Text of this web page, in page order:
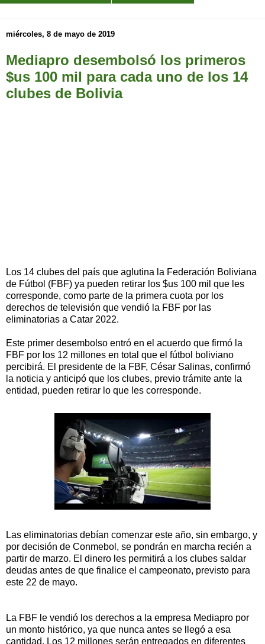
miércoles, 8 de mayo de 2019
Mediapro desembolsó los primeros
$us 100 mil para cada uno de los 14
clubes de Bolivia
Los 14 clubes del país que aglutina la Federación Boliviana
de Fútbol (FBF) ya pueden retirar los $us 100 mil que les
corresponde, como parte de la primera cuota por los
derechos de televisión que vendió la FBF por las
eliminatorias a Catar 2022.
Este primer desembolso entró en el acuerdo que firmó la
FBF por los 12 millones en total que el fútbol boliviano
percibirá. El presidente de la FBF, César Salinas, confirmó
la noticia y anticipó que los clubes, previo trámite ante la
entidad, pueden retirar lo que les corresponde.
Las eliminatorias debían comenzar este año, sin embargo, y
por decisión de Conmebol, se pondrán en marcha recién a
partir de marzo. El dinero les permitirá a los clubes saldar
deudas antes de que finalice el campeonato, previsto para
este 22 de mayo.
La FBF le vendió los derechos a la empresa Mediapro por
un monto histórico, ya que nunca antes se llegó a esa
cantidad. Los 12 millones serán entregados en diferentes